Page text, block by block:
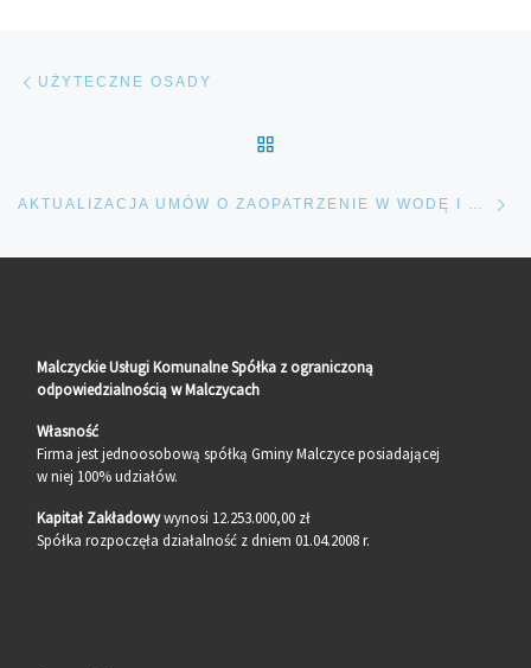
UŻYTECZNE OSADY
AKTUALIZACJA UMÓW O ZAOPATRZENIE W WODĘ I ODPROWADZANIE ŚCIEKÓW
Malczyckie Usługi Komunalne Spółka z ograniczoną
odpowiedzialnością w Malczycach
Własność
Firma jest jednoosobową spółką Gminy Malczyce posiadającej
w niej 100% udziałów.
Kapitał Zakładowywynosi 12.253.000,00 zł
Spółka rozpoczęła działalność z dniem 01.04.2008 r.